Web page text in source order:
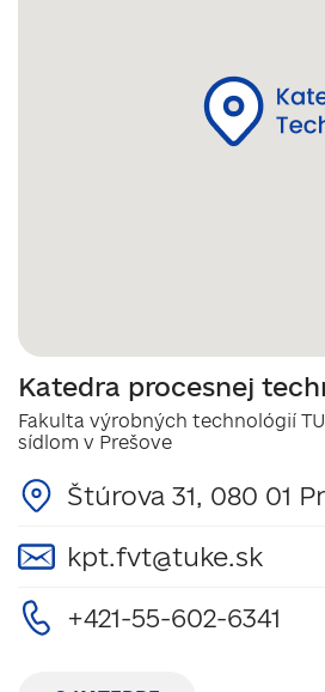
Katedra procesnej
Fakulta výrobných technológií
sídlom v Prešove
Štúrova 31, 080 01
kpt.fvt@tuke.sk
+421-55-602-6341